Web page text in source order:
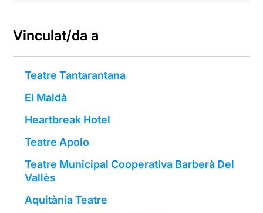
Vinculat/da a
Teatre Tantarantana
El Maldà
Heartbreak Hotel
Teatre Apolo
Teatre Municipal Cooperativa Barberà Del
Vallès
Aquitània Teatre